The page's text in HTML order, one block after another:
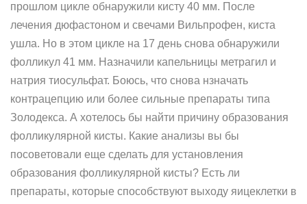
прошлом цикле обнаружили кисту 40 мм. После
лечения дюфастоном и свечами Вильпрофен, киста
ушла. Но в этом цикле на 17 день снова обнаружили
фолликул 41 мм. Назначили капельницы метрагил и
натрия тиосульфат. Боюсь, что снова нзначать
контрацепцию или более сильные препараты типа
Золодекса. А хотелось бы найти причину образования
фолликулярной кисты. Какие анализы вы бы
посоветовали еще сделать для установления
образования фолликулярной кисты? Есть ли
препараты, которые способствуют выходу яицеклетки в